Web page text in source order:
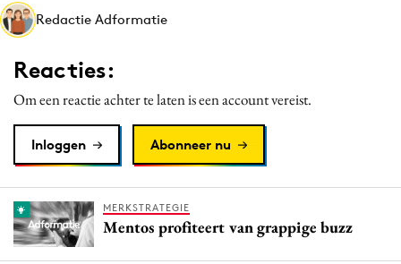
Martech
Media
Merkstrategie
PR
Purpose Marketing
Reputatie & crisis
Redactie Adformatie
Reacties:
Om een reactie achter te laten is een account vereist.
Inloggen Abonneer nu
MERKSTRATEGIE
Mentos profiteert van grappige buzz